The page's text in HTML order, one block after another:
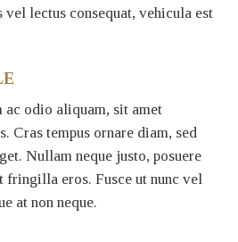
vel lectus consequat, vehicula est
ac odio aliquam, sit amet
Cras tempus ornare diam, sed
Nullam neque justo, posuere
eros. Fusce ut nunc vel
at non neque.